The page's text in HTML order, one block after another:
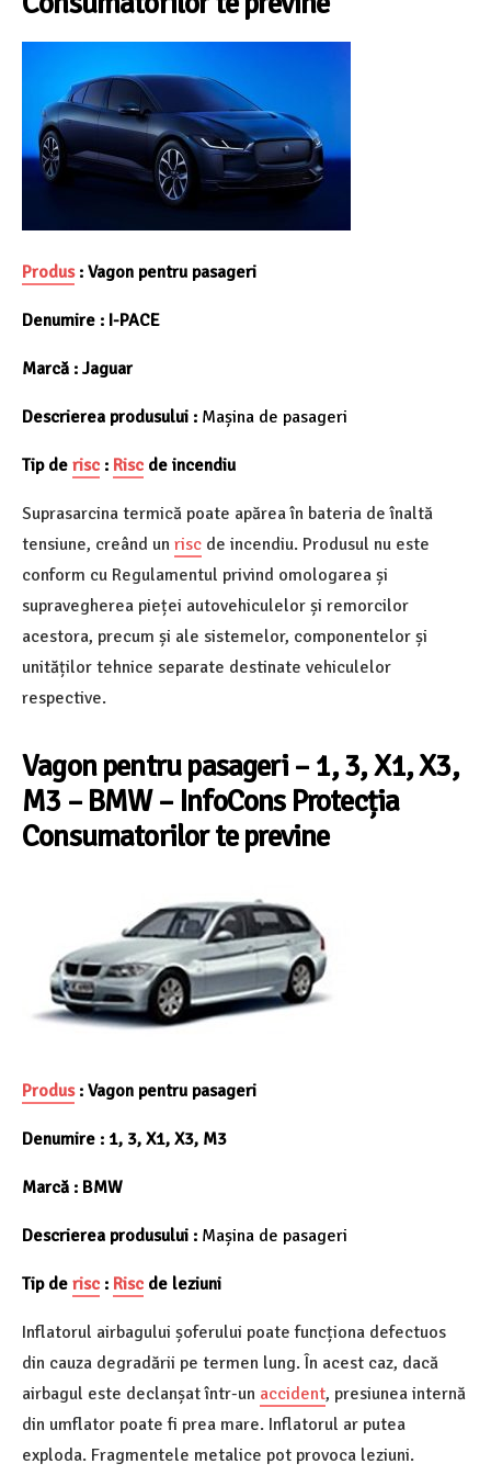
Produs: Vagon pentru pasageri
Denumire : I-PACE
Marcă : Jaguar
Descrierea produsului : Mașina de pasageri
Tip de risc : Risc de incendiu
Suprasarcina termică poate apărea în bateria de înaltă
tensiune, creând un risc de incendiu. Produsul nu este
conform cu Regulamentul privind omologarea și
supravegherea pieței autovehiculelor și remorcilor
acestora, precum și ale sistemelor, componentelor și
unităților tehnice separate destinate vehiculelor
respective.
Vagon pentru pasageri–1, 3, X1, X3,
M3 –BMW– InfoCons Protecția
Consumatorilor te previne
Produs: Vagon pentru pasageri
Denumire : 1, 3, X1, X3, M3
Marcă : BMW
Descrierea produsului : Mașina de pasageri
Tip de risc : Risc de leziuni
Inflatorul airbagului șoferului poate funcționa defectuos
din cauza degradării pe termen lung. În acest caz, dacă
airbagul este declanșat într-un accident, presiunea internă
din umflator poate fi prea mare. Inflatorul ar putea
exploda. Fragmentele metalice pot provoca leziuni.